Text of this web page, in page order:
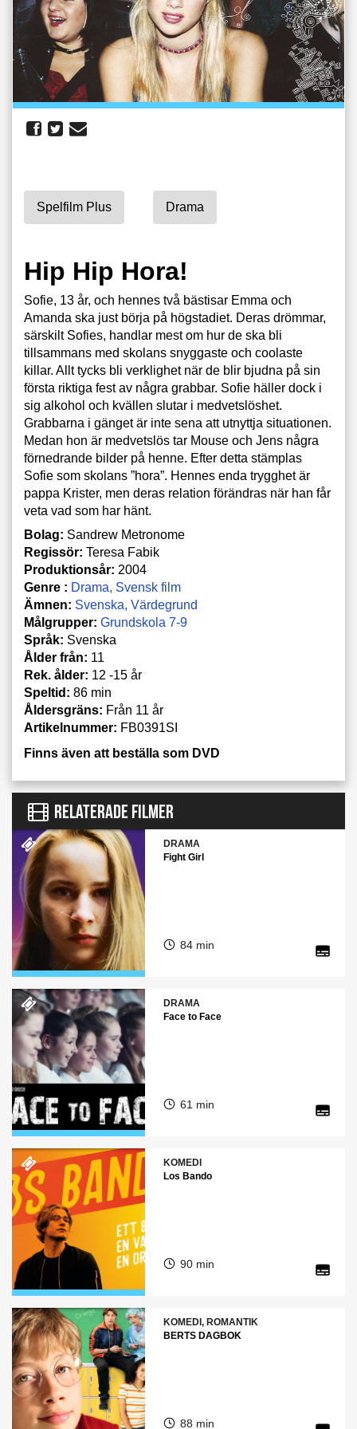
Spelfilm Plus Drama
Hip Hip Hora!
Sofie, 13 år, och hennes två bästisar Emma och
Amanda ska just börja på högstadiet. Deras drömmar,
särskilt Sofies, handlar mest om hur de ska bli
tillsammans med skolans snyggaste och coolaste
killar. Allt tycks bli verklighet när de blir bjudna på sin
första riktiga fest av några grabbar. Sofie häller dock i
sig alkohol och kvällen slutar i medvetslöshet.
Grabbarna i gänget är inte sena att utnyttja situationen.
Medan hon är medvetslös tar Mouse och Jens några
förnedrande bilder på henne. Efter detta stämplas
Sofie som skolans ”hora”. Hennes enda trygghet är
pappa Krister, men deras relation förändras när han får
veta vad som har hänt.
Bolag: Sandrew Metronome
Regissör: Teresa Fabik
Produktionsår: 2004
Genre : Drama Svensk film
Ämnen: Svenska Värdegrund
Målgrupper: Grundskola 7-9
Språk: Svenska
Ålder från: 11
Rek. ålder: 12 -15 år
Speltid: 86 min
Åldersgräns: Från 11 år
Artikelnummer: FB0391SI
Finns även att beställa som DVD
RELATERADE FILMER
DRAMA
Fight Girl
84 min
DRAMA
Face to Face
61 min
KOMEDI
Los Bando
90 min
KOMEDI, ROMANTIK
BERTS DAGBOK
88 min